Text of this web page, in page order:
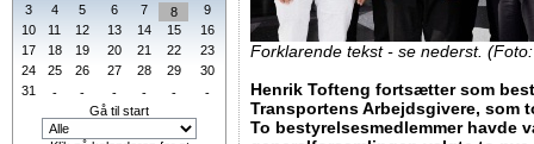
3
4 5 6 7 8
9
10
11 12 13 14 15
16
17
18 19 20 21 22
23
24
25 26 27 28 29
30
31
- - - - -
-
Gå til start
Forklarende tekst - se nederst.
Henrik Tofteng fortsætter som
Transportens Arbejdsgivere, som
To bestyrelsesmedlemmer havde